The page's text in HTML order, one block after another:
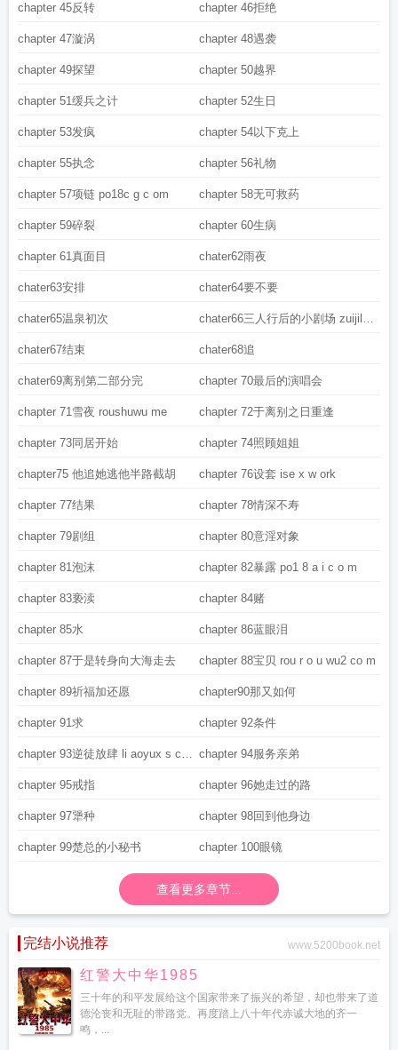
chapter 45反转 chapter 46拒绝
chapter 47漩涡 chapter 48遇袭
chapter 49探望 chapter 50越界
chapter 51缓兵之计 chapter 52生日
chapter 53发疯 chapter 54以下克上
chapter 55执念 chapter 56礼物
chapter 57项链 po18c g c om chapter 58无可救药
chapter 59碎裂 chapter 60生病
chapter 61真面目 chater62雨夜
chater63安排 chater64要不要
chater65温泉初次 chater66三人行后的小剧场 zuijil
ec
chater67结束 chater68追
chater69离别第二部分完 chapter 70最后的演唱会
chapter 71雪夜 roushuwu me chapter 72于离别之日重逢
chapter 73同居开始 chapter 74照顾姐姐
chapter75 他追她逃他半路截胡 chapter 76设套 ise x w ork
chapter 77结果 chapter 78情深不寿
chapter 79剧组 chapter 80意淫对象
chapter 81泡沫 chapter 82暴露 po1 8 a i c o m
chapter 83亵渎 chapter 84赌
chapter 85水 chapter 86蓝眼泪
chapter 87于是转身向大海走去 chapter 88宝贝 rou r o u wu2 co m
chapter 89祈福加还愿 chapter90那又如何
chapter 91求 chapter 92条件
chapter 93逆徒放肆 li aoyux s co
m
chapter 94服务亲弟
chapter 95戒指 chapter 96她走过的路
chapter 97犟种 chapter 98回到他身边
chapter 99楚总的小秘书 chapter 100眼镜
查看更多章节...
完结小说推荐 www.5200book.net
红警大中华1985
三十年的和平发展给这个国家带来了振兴的希望，却也带来了道
德沦丧和无耻的带路党。再度踏上八十年代赤诚大地的齐一
鸣，...